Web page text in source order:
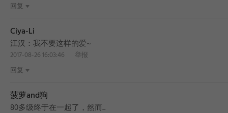
BEST
回复
Ciya-Li
江汉：我不要这样的爱~
2017-08-26 16:03:46
举报
回复
菠萝and狗
80多级终于在一起了，然而...